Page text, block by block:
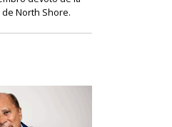
North Shore.